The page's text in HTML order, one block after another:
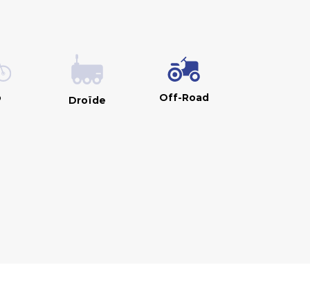
Droïde Off-Road